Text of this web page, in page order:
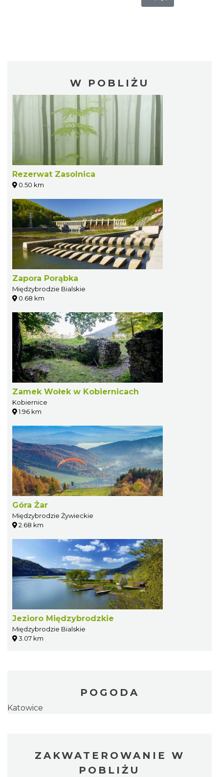
W POBLIŻU
Rezerwat Zasolnica
0.50 km
Zapora Porąbka
Międzybrodzie Bialskie
0.68 km
Zamek Wołek w Kobiernicach
Kobiernice
1.96 km
Góra Żar
Międzybrodzie Żywieckie
2.68 km
Jezioro Międzybrodzkie
Międzybrodzie Bialskie
3.07 km
POGODA
Katowice
ZAKWATEROWANIE W
POBLIŻU